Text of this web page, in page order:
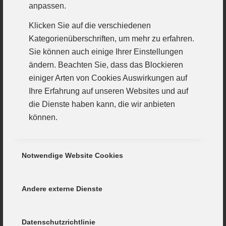
anpassen.
Klicken Sie auf die verschiedenen
Kategorienüberschriften, um mehr zu erfahren.
Sie können auch einige Ihrer Einstellungen
ändern. Beachten Sie, dass das Blockieren
einiger Arten von Cookies Auswirkungen auf
Ihre Erfahrung auf unseren Websites und auf
die Dienste haben kann, die wir anbieten
können.
Notwendige Website Cookies
Andere externe Dienste
Datenschutzrichtlinie
Halle geworden. Keiner konnte zu diesem
Zeitpunkt ahnen, dass dies der letzte SV-Treffer
gewesen sein sollte. Ein 8:0-Lauf kippte die
Begegnung. Von der Anzeigentafel prangte ein
27.24. Die Halle stand Kopf. Es war eine
Sternstunde des Günzburger
Damenhandballes und sollte nicht die einzige
bleiben.
Laimer Halle. Das Spiel war ausgeglichen.